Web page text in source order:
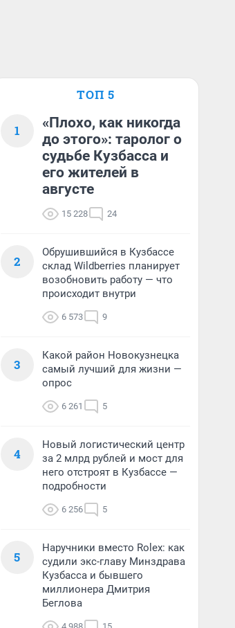
ТОП 5
1
«Плохо, как никогда
до этого»: таролог о
судьбе Кузбасса и
его жителей в
августе
15 228 24
2
Обрушившийся в Кузбассе
склад Wildberries планирует
возобновить работу — что
происходит внутри
6 573 9
3
Какой район Новокузнецка
самый лучший для жизни —
опрос
6 261 5
4
Новый логистический центр
за 2 млрд рублей и мост для
него отстроят в Кузбассе —
подробности
6 256 5
5
Наручники вместо Rolex: как
судили экс-главу Минздрава
Кузбасса и бывшего
миллионера Дмитрия
Беглова